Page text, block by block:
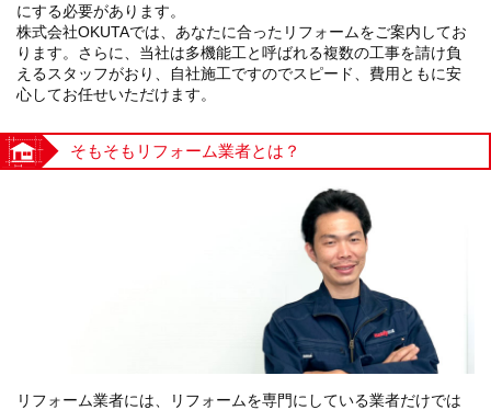
にする必要があります。
株式会社OKUTAでは、あなたに合ったリフォームをご案内してお
ります。さらに、当社は多機能工と呼ばれる複数の工事を請け負
えるスタッフがおり、自社施工ですのでスピード、費用ともに安
心してお任せいただけます。
そもそもリフォーム業者とは？
リフォーム業者には、リフォームを専門にしている業者だけでは